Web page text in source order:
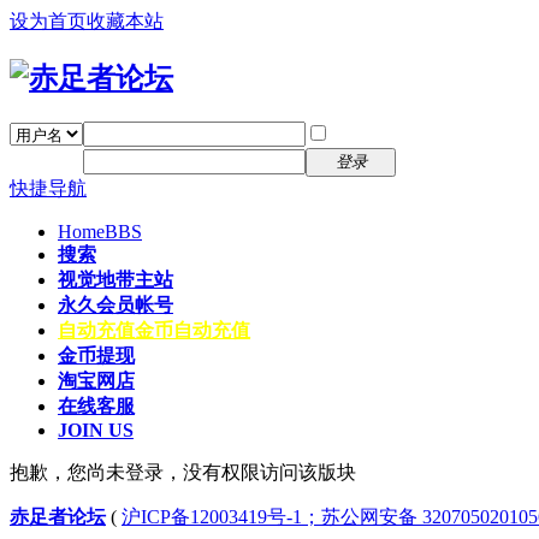
设为首页收藏本站
登录
快捷导航
HomeBBS
搜索
视觉地带主站
永久会员帐号
自动充值金币自动充值
金币提现
淘宝网店
在线客服
JOIN US
抱歉，您尚未登录，没有权限访问该版块
赤足者论坛( 沪ICP备12003419号-1；苏公网安备